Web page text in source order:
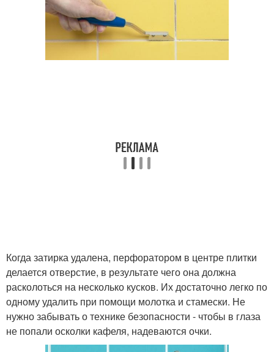
Когда затирка удалена, перфоратором в центре плитки
делается отверстие, в результате чего она должна
расколоться на несколько кусков. Их достаточно легко по
одному удалить при помощи молотка и стамески. Не
нужно забывать о технике безопасности - чтобы в глаза
не попали осколки кафеля, надеваются очки.